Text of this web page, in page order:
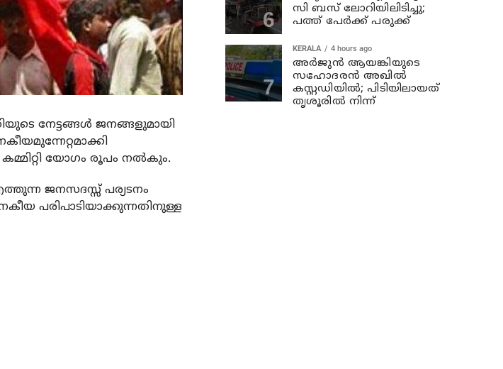
നേട്ടങ്ങള്‍ ജനങ്ങളുമായി
യോഗം രൂപം നല്‍കും.
ജനസദസ്സ് പര്യടനം
പരിപാടിയാക്കുന്നതിനുള്ള
സി ബസ് ലോറിയിലിടിച്ചു;
പത്ത് പേര്‍ക്ക് പരുക്ക്
KERALA 4 hours ago
അര്‍ജുന്‍ ആയങ്കിയുടെ
സഹോദരന്‍ അഖില്‍
കസ്റ്റഡിയില്‍; പിടിയിലായത്
തൃശൂരില്‍ നിന്ന്